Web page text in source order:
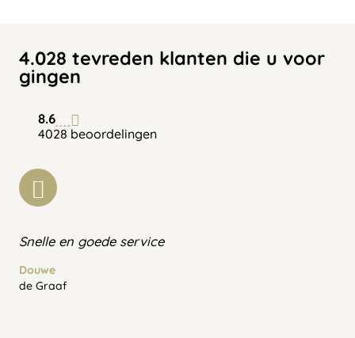
4.028 tevreden klanten die u voor
gingen
8.6
4028 beoordelingen
Snelle en goede service
Douwe
de Graaf